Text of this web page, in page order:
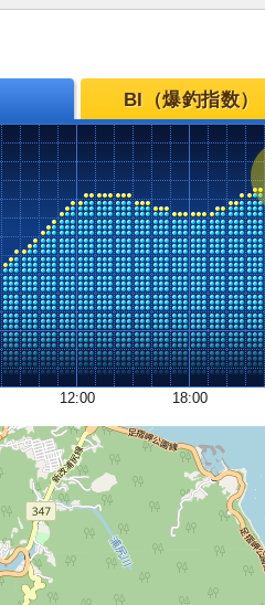
BI（爆釣指数）
12:00 18:00